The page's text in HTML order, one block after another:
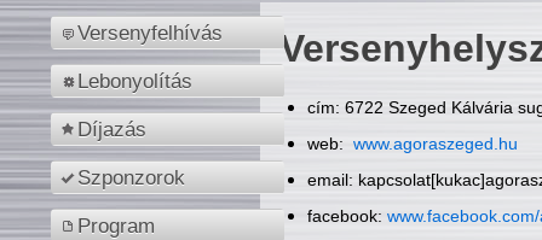
Versenyfelhívás
Lebonyolítás
Díjazás
Szponzorok
Program
cím: 6722 Szeged Kálvária
web: www.agoraszeged.hu
email:
facebook: